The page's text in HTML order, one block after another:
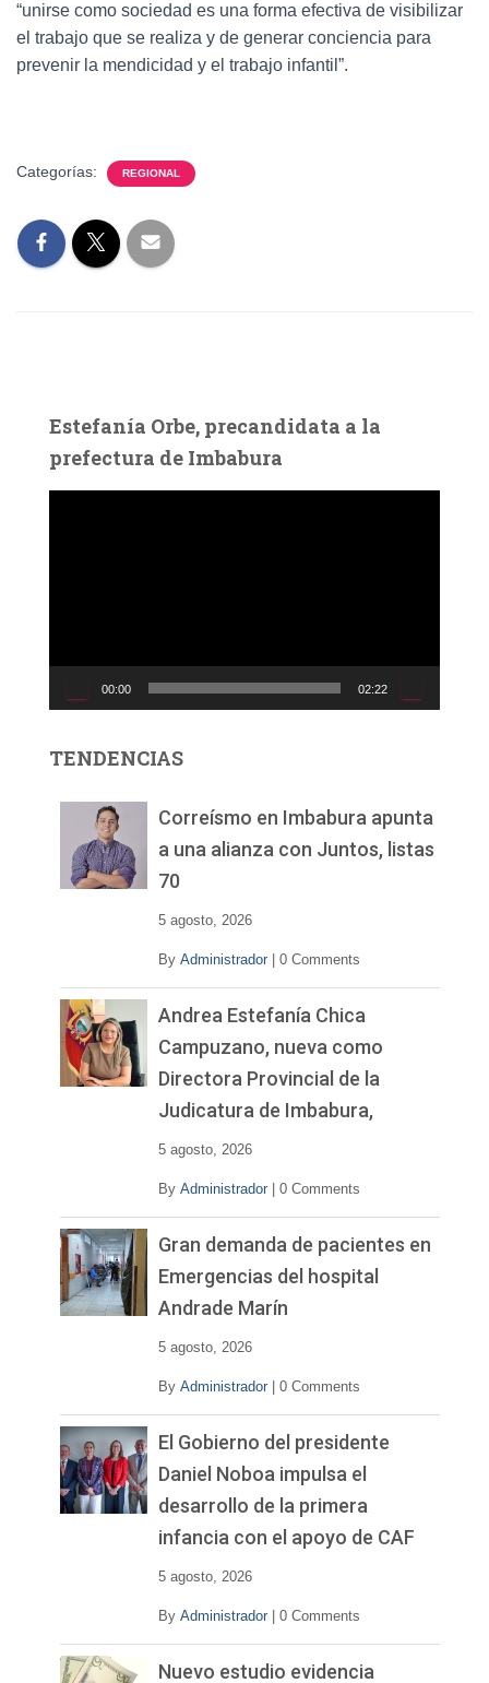
“unirse como sociedad es una forma efectiva de visibilizar
el trabajo que se realiza y de generar conciencia para
prevenir la mendicidad y el trabajo infantil”.
Categorías: REGIONAL
Estefanía Orbe, precandidata a la
prefectura de Imbabura
c
d
00:00 02:22
TENDENCIAS
Correísmo en Imbabura apunta
a una alianza con Juntos, listas
70
5 agosto, 2026
By Administrador 0 Comments
Andrea Estefanía Chica
Campuzano, nueva como
Directora Provincial de la
Judicatura de Imbabura,
5 agosto, 2026
By Administrador 0 Comments
Gran demanda de pacientes en
Emergencias del hospital
Andrade Marín
5 agosto, 2026
By Administrador 0 Comments
El Gobierno del presidente
Daniel Noboa impulsa el
desarrollo de la primera
infancia con el apoyo de CAF
5 agosto, 2026
By Administrador 0 Comments
Nuevo estudio evidencia